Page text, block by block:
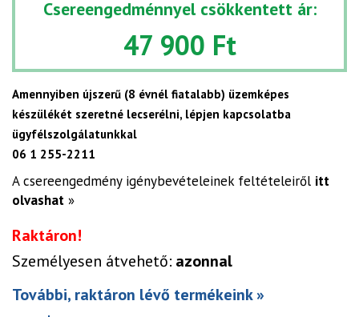
Csereengedménnyel csökkentett ár:
47 900 Ft
Amennyiben újszerű (8 évnél fiatalabb) üzemképes
készülékét szeretné lecserélni, lépjen kapcsolatba
ügyfélszolgálatunkkal
06 1 255-2211
A csereengedmény igénybevételeinek feltételeiről itt
olvashat »
Raktáron!
Személyesen átvehető: azonnal
További, raktáron lévő termékeink »